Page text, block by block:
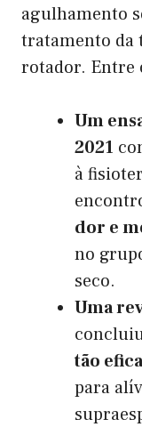
agulhamento
tratamento da
rotador. Entre
Um
2021
à
dor e
no
seco.
Uma
tão
para